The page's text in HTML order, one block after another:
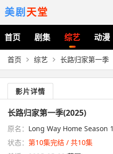
美剧天堂
首页 剧集 综艺 动漫
首页 综艺 长路归家第一季
影片详情
长路归家第一季(2025)
原名： Long Way Home Season 1
状态： 第10集完结 / 共10集